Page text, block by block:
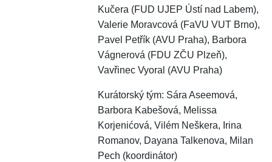
Kučera (FUD UJEP Ústí nad Labem),
Valerie Moravcová (FaVU VUT Brno),
Pavel Petřík (AVU Praha), Barbora
Vágnerová (FDU ZČU Plzeň),
Vavřinec Vyoral (AVU Praha)
Kurátorský tým: Sára Aseemová,
Barbora Kabešová, Melissa
Korjenićová, Vilém Neškera, Irina
Romanov, Dayana Talkenova, Milan
Pech (koordinátor)